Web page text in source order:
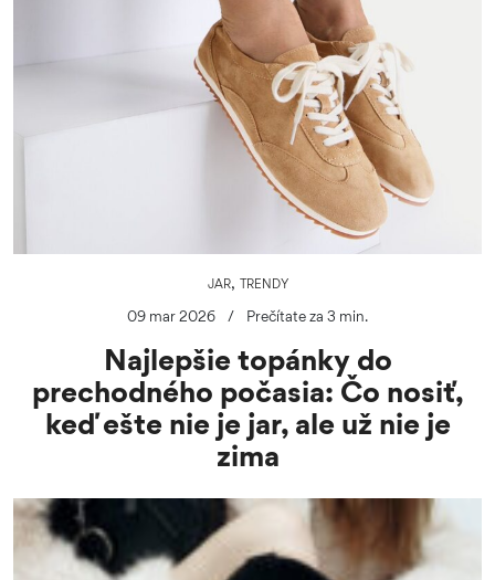
JAR, TRENDY
09 mar 2026 / Prečítate za 3 min.
Najlepšie topánky do
prechodného počasia: Čo nosiť,
keď ešte nie je jar, ale už nie je
zima